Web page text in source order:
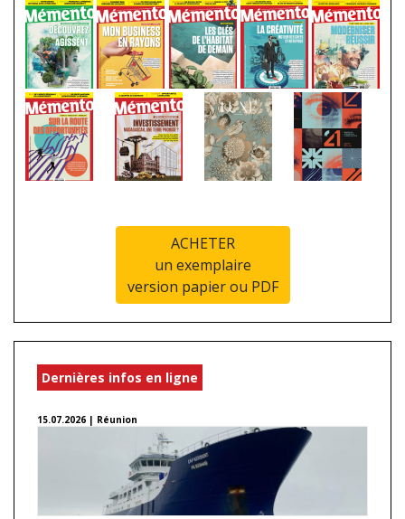
ACHETER
un exemplaire
version papier ou PDF
Dernières infos en ligne
15.07.2026 | Réunion